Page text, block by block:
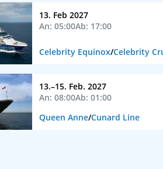
13. Feb 2027
An: 05:00Ab: 17:00
Celebrity Equinox/Celebrity
13.–15. Feb. 2027
An: 08:00Ab: 01:00
Queen Anne/Cunard Line